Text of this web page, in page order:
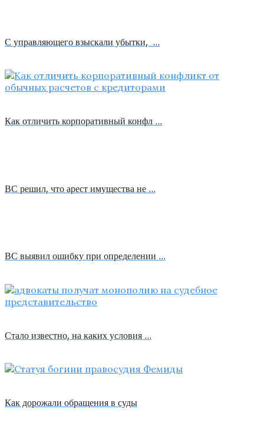
С управляющего взыскали убытки, …
Как отличить корпоративный конфл …
ВС решил, что арест имущества не …
ВС выявил ошибку при определении …
Стало известно, на каких условия …
Как дорожали обращения в суды